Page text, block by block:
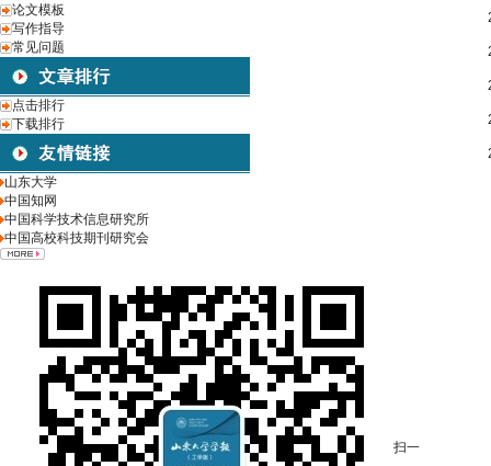
论文模板
写作指导
常见问题
点击排行
下载排行
山东大学
中国知网
中国科学技术信息研究所
中国高校科技期刊研究会
扫一